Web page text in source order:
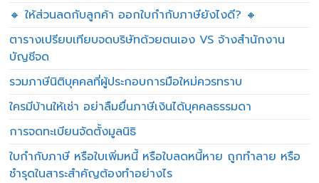
🔸 ให้ส่วนลดกับลูกค้า ออกใบกำกับภาษียังไงดี? 🔸
ตารางเปรียบเทียบจดบริษัทด้วยตนเอง VS จ้างสำนักงาน
บัญชีจด
รวมภาษีนิติบุคคลที่ผู้ประกอบการมือใหม่ควรทราบ
ใครมีบ้านให้เช่า อย่าลืมยื่นภาษีเงินได้บุคคลธรรมดา
การจดทะเบียนจัดตั้งมูลนิธิ
ใบกำกับภาษี หรือใบเพิ่มหนี้ หรือใบลดหนี้หาย ถูกทำลาย หรือ
ชำรุดในสาระสำคัญต้องทำอย่างไร